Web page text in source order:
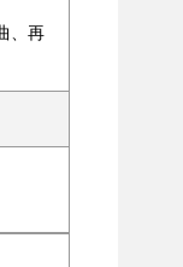
、再